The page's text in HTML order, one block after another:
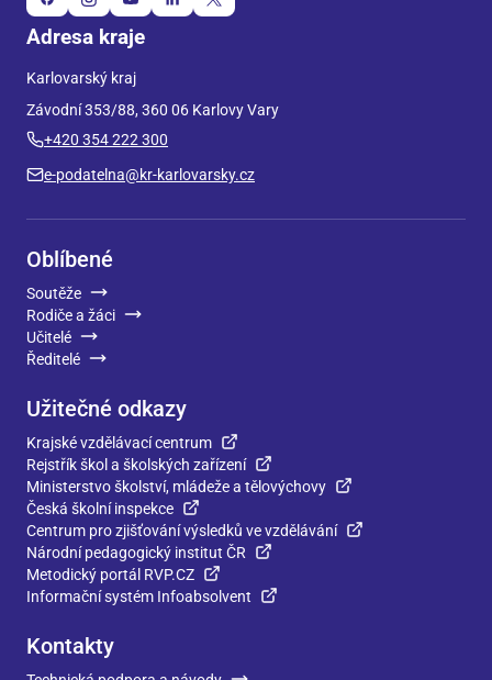
Adresa kraje
Karlovarský kraj
Závodní 353/88, 360 06 Karlovy Vary
+420 354 222 300
e-podatelna@kr-karlovarsky.cz
Oblíbené
Soutěže
Rodiče a žáci
Učitelé
Ředitelé
Užitečné odkazy
Krajské vzdělávací centrum
Rejstřík škol a školských zařízení
Ministerstvo školství, mládeže a tělovýchovy
Česká školní inspekce
Centrum pro zjišťování výsledků ve vzdělávání
Národní pedagogický institut ČR
Metodický portál RVP.CZ
Informační systém Infoabsolvent
Kontakty